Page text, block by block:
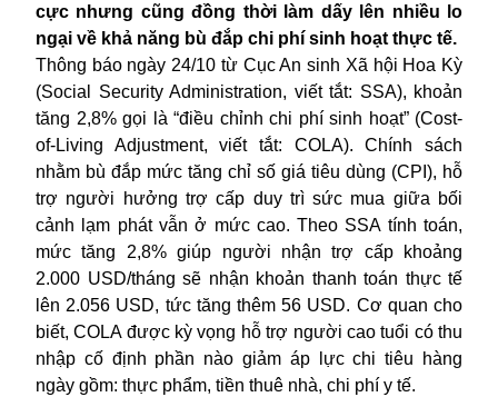
cực nhưng cũng đồng thời làm dấy lên nhiều lo
ngại về khả năng bù đắp chi phí sinh hoạt thực tế.
Thông báo ngày 24/10 từ Cục An sinh Xã hội Hoa Kỳ
(Social Security Administration, viết tắt: SSA), khoản
tăng 2,8% gọi là “điều chỉnh chi phí sinh hoạt” (Cost-
of-Living Adjustment, viết tắt: COLA). Chính sách
nhằm bù đắp mức tăng chỉ số giá tiêu dùng (CPI), hỗ
trợ người hưởng trợ cấp duy trì sức mua giữa bối
cảnh lạm phát vẫn ở mức cao. Theo SSA tính toán,
mức tăng 2,8% giúp người nhận trợ cấp khoảng
2.000 USD/tháng sẽ nhận khoản thanh toán thực tế
lên 2.056 USD, tức tăng thêm 56 USD. Cơ quan cho
biết, COLA được kỳ vọng hỗ trợ người cao tuổi có thu
nhập cố định phần nào giảm áp lực chi tiêu hàng
ngày gồm: thực phẩm, tiền thuê nhà, chi phí y tế.